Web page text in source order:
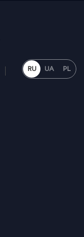
RU UA PL